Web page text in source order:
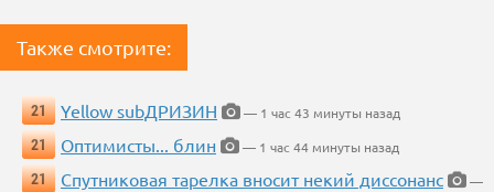
Также смотрите:
21 Yellow subДРИЗИН
— 1 час 43 минуты назад
21
Оптимисты... блин
— 1 час 44 минуты назад
21
Спутниковая тарелка вносит некий диссонанс
—